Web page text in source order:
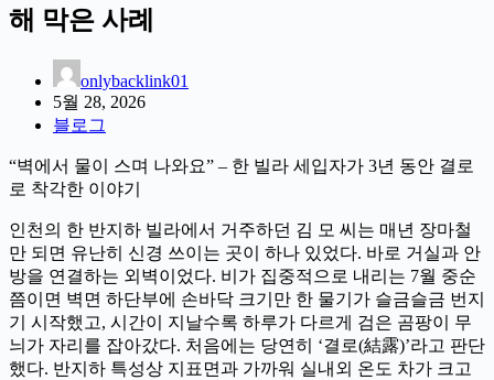
해 막은 사례
onlybacklink01
5월 28, 2026
블로그
“벽에서 물이 스며 나와요” – 한 빌라 세입자가 3년 동안 결로
로 착각한 이야기
인천의 한 반지하 빌라에서 거주하던 김 모 씨는 매년 장마철
만 되면 유난히 신경 쓰이는 곳이 하나 있었다. 바로 거실과 안
방을 연결하는 외벽이었다. 비가 집중적으로 내리는 7월 중순
쯤이면 벽면 하단부에 손바닥 크기만 한 물기가 슬금슬금 번지
기 시작했고, 시간이 지날수록 하루가 다르게 검은 곰팡이 무
늬가 자리를 잡아갔다. 처음에는 당연히 ‘결로(結露)’라고 판단
했다. 반지하 특성상 지표면과 가까워 실내외 온도 차가 크고